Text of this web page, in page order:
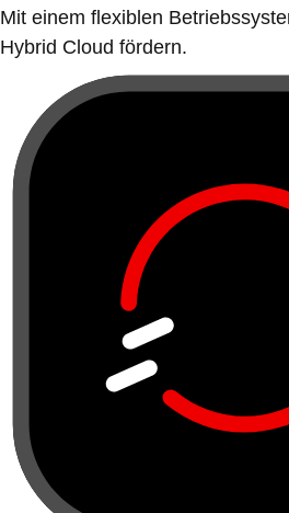
Mit einem flexiblen
Hybrid Cloud fördern.